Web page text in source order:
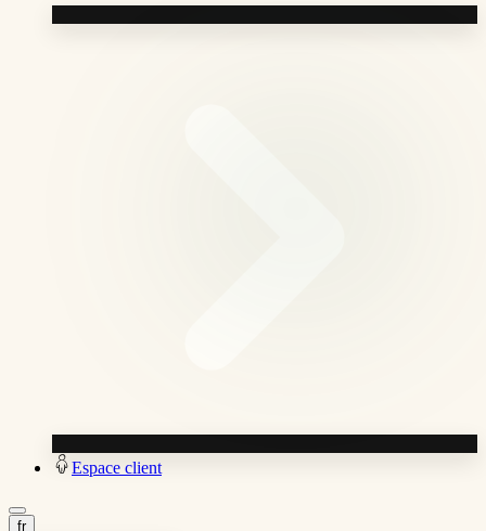
Espace client
fr